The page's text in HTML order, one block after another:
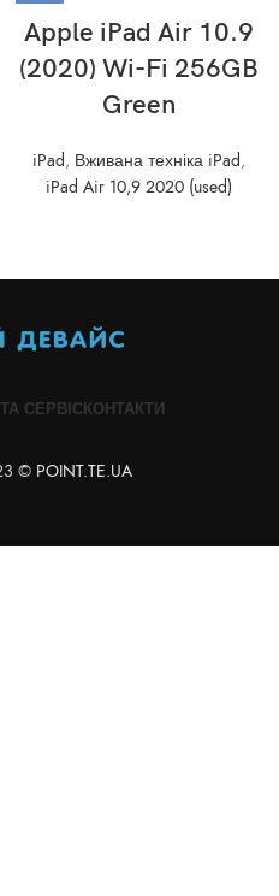
Apple iPad Air 10.9
(2020) Wi-Fi 256GB
Green
iPad, Вживана техніка iPad,
iPad Air 10,9 2020 (used)
СЕРВІСКОНТАКТИ
© POINT.TE.UA